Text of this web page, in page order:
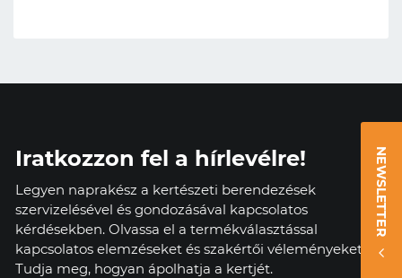
NEWSLETTER
Iratkozzon fel a hírlevélre!
Legyen naprakész a kertészeti berendezések
szervizelésével és gondozásával kapcsolatos
kérdésekben. Olvassa el a termékválasztással
kapcsolatos elemzéseket és szakértői véleményeket.
Tudja meg, hogyan ápolhatja a kertjét.